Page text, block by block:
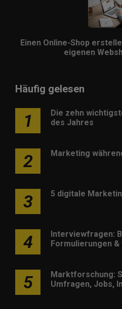
Einen Online-Shop
eigenen
Häufig gelesen
1
Die zehn
des Jahres
2 Marketing
3 5 digitale
4
Interviewfragen:
Formulierungen
5
Marktforschung:
Umfragen, Jobs,